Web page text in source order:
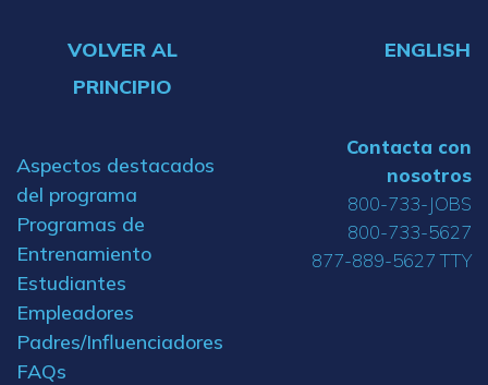
VOLVER AL
PRINCIPIO
ENGLISH
Aspectos destacados
del programa
Programas de
Entrenamiento
Estudiantes
Empleadores
Padres/Influenciadores
FAQs
Contacta con
nosotros
800-733-JOBS
800-733-5627
877-889-5627 TTY